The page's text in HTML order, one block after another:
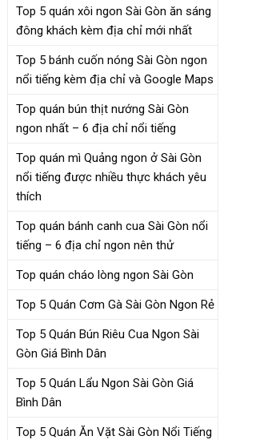
Top 5 quán xôi ngon Sài Gòn ăn sáng
đông khách kèm địa chỉ mới nhất
Top 5 bánh cuốn nóng Sài Gòn ngon
nổi tiếng kèm địa chỉ và Google Maps
Top quán bún thịt nướng Sài Gòn
ngon nhất – 6 địa chỉ nổi tiếng
Top quán mì Quảng ngon ở Sài Gòn
nổi tiếng được nhiều thực khách yêu
thích
Top quán bánh canh cua Sài Gòn nổi
tiếng – 6 địa chỉ ngon nên thử
Top quán cháo lòng ngon Sài Gòn
Top 5 Quán Cơm Gà Sài Gòn Ngon Rẻ
Top 5 Quán Bún Riêu Cua Ngon Sài
Gòn Giá Bình Dân
Top 5 Quán Lẩu Ngon Sài Gòn Giá
Bình Dân
Top 5 Quán Ăn Vặt Sài Gòn Nổi Tiếng